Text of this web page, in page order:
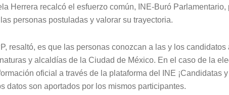
Herrera recalcó el esfuerzo común, INE-Buró Parlamentario,
personas postuladas y valorar su trayectoria.
resaltó, es que las personas conozcan a las y los candidatos
y alcaldías de la Ciudad de México. En el caso de la
oficial a través de la plataforma del INE ¡Candidatas y
datos son aportados por los mismos participantes.